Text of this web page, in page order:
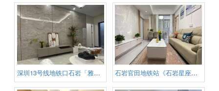
深圳13号线地铁口石岩「雅居花园 石岩官田地铁站《石岩星座》电梯